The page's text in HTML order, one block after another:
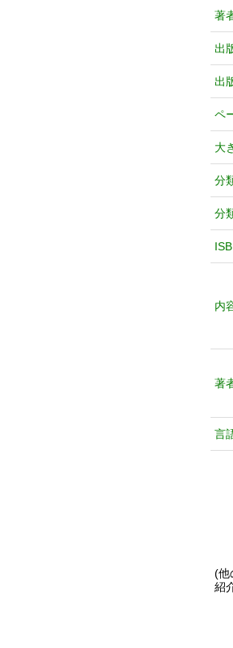
著
出
出
ペ
大
分
分
内
著
言
(他
紹